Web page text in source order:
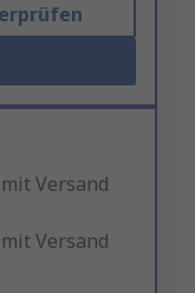
Versand
Versand